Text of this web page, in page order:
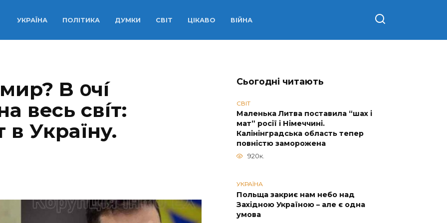
УКРАЇНА ПОЛІТИКА ДУМКИ СВІТ ЦІКАВО ВІЙНА
B օчí
вecь cвíт:
в Укpaїнy.
Сьогодні читають
СВІТ
Маленька Литва поставила “шах і
мат” росії і Німеччині.
Калінінградська область тепер
повністю заморожена
920к.
УКРАЇНА
Польща закриє нам небо над
Західною Україною – але є одна
умова